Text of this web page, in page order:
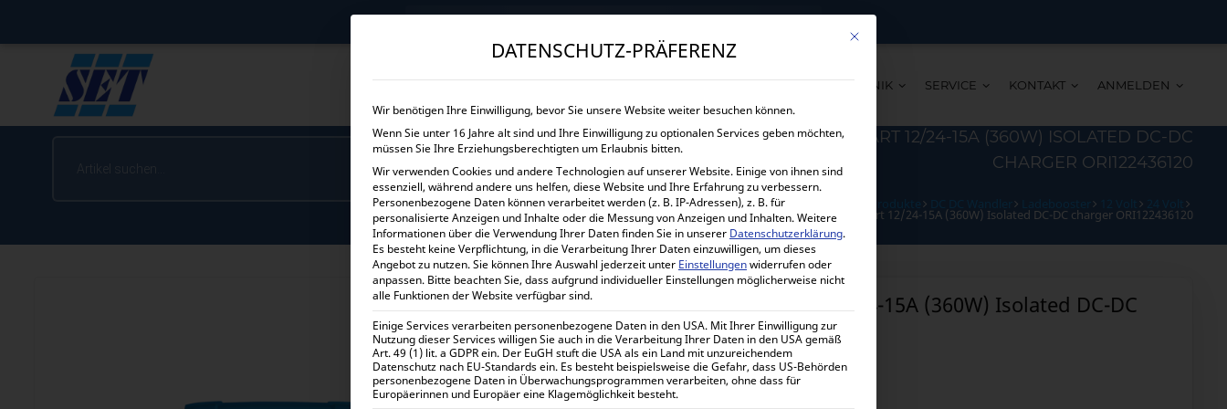
→
START UNTERNEHMEN SHOP LEISTUNGEN TECHNIK SERVICE KONTAKT ANMELDEN
VICTRON ENERGY ORION-TR SMART 12/24-15A (360W) ISOLATED DC-DC
CHARGER ORI122436120
Victron Energy Orion-Tr Smart 12/24-15A (360W) Isolated DC-DC charger ORI122436120
190,13€ inkl. 0% MwSt.
Victron Energy Orion-Tr Smart 12/24-15A (360W) Isolated DC-DC
charger ORI122436120
Mit diesem Button wird der Dialog geschlossen. Seine Funktionalität ist
DATENSCHUTZ-PRÄFERENZ
Wir benötigen Ihre Einwilligung, bevor Sie unsere Website weiter besuchen können.
Wenn Sie unter 16 Jahre alt sind und Ihre Einwilligung zu optionalen Services geben möchten,
müssen Sie Ihre Erziehungsberechtigten um Erlaubnis bitten.
Wir verwenden Cookies und andere Technologien auf unserer Website. Einige von ihnen sind
essenziell, während andere uns helfen, diese Website und Ihre Erfahrung zu verbessern.
Personenbezogene Daten können verarbeitet werden (z. B. IP-Adressen), z. B. für
personalisierte Anzeigen und Inhalte oder die Messung von Anzeigen und Inhalten.Weitere
Informationen über die Verwendung Ihrer Daten finden Sie in unserer Datenschutzerklärung.
Es besteht keine Verpflichtung, in die Verarbeitung Ihrer Daten einzuwilligen, um dieses
Angebot zu nutzen.Sie können Ihre Auswahl jederzeit unter Einstellungenwiderrufen oder
anpassen. Bitte beachten Sie, dass aufgrund individueller Einstellungen möglicherweise nicht
alle Funktionen der Website verfügbar sind.
Einige Services verarbeiten personenbezogene Daten in den USA. Mit Ihrer Einwilligung zur
Nutzung dieser Services willigen Sie auch in die Verarbeitung Ihrer Daten in den USA gemäß
Art. 49 (1) lit. a GDPR ein. Der EuGH stuft die USA als ein Land mit unzureichendem
Datenschutz nach EU-Standards ein. Es besteht beispielsweise die Gefahr, dass US-Behörden
personenbezogene Daten in Überwachungsprogrammen verarbeiten, ohne dass für
Europäerinnen und Europäer eine Klagemöglichkeit besteht.